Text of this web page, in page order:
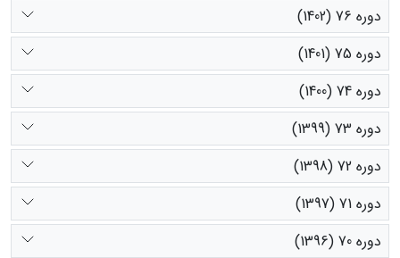
دوره 76 (1402)
دوره 75 (1401)
دوره 74 (1400)
دوره 73 (1399)
دوره 72 (1398)
دوره 71 (1397)
دوره 70 (1396)